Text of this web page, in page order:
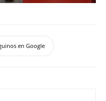
en Google